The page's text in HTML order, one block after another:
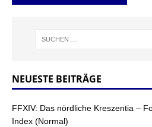
NEUESTE BEITRÄGE
FFXIV: Das nördliche Kreszentia –
Index (Normal)